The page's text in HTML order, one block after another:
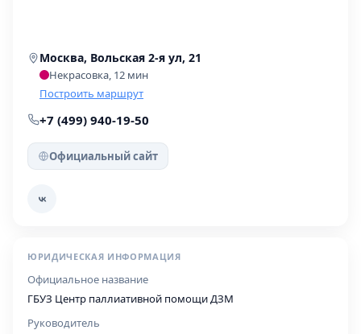
Москва, Вольская 2-я ул, 21
Некрасовка, 12 мин
Построить маршрут
+7 (499) 940-19-50
Официальный сайт
ЮРИДИЧЕСКАЯ ИНФОРМАЦИЯ
Официальное название
ГБУЗ Центр паллиативной помощи ДЗМ
Руководитель